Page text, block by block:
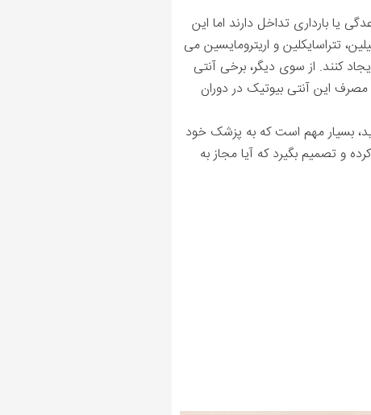
یا بارداری تداخل دارند اما این
تتراسایکلین و اریترومایسین می
کنند. از سوی دیگر، برخی آنتی
مصرف این آنتی بیوتیک در دوران
بسیار مهم است که به پزشک خود
و تصمیم بگیرد که آیا مجاز به